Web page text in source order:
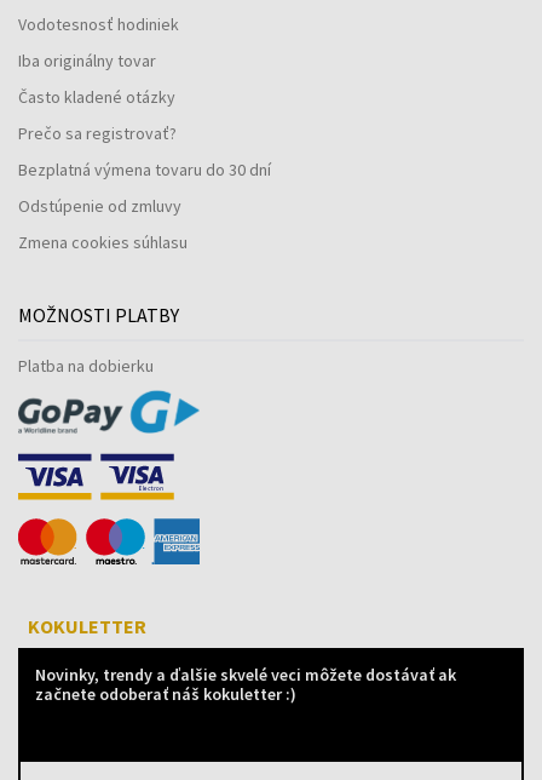
Vodotesnosť hodiniek
Iba originálny tovar
Často kladené otázky
Prečo sa registrovať?
Bezplatná výmena tovaru do 30 dní
Odstúpenie od zmluvy
Zmena cookies súhlasu
MOŽNOSTI PLATBY
Platba na dobierku
KOKULETTER
Novinky, trendy a ďalšie skvelé veci môžete dostávať ak
začnete odoberať náš kokuletter :)